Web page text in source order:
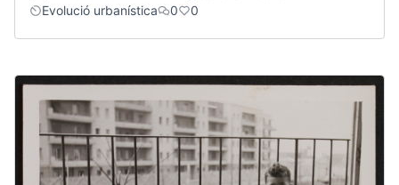
Evolució urbanística
0 0